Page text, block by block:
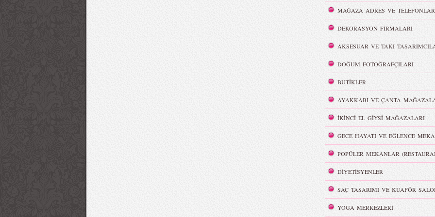
MAĞAZA ADRES VE
DEKORASYON FİRMALARI
AKSESUAR VE TAKI
DOĞUM FOTOĞRAFÇILARI
BUTİKLER
AYAKKABI VE ÇANTA
İKİNCİ EL GİYSİ MAĞAZALARI
GECE HAYATI VE EĞLENCE
POPÜLER MEKANLAR
DİYETİSYENLER
SAÇ TASARIMI VE KUAFÖR
YOGA MERKEZLERİ